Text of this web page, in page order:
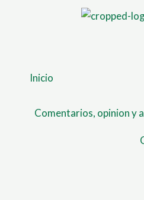
Inicio
Comentarios, opinion y